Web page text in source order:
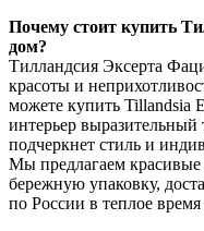
Почему стоит купить
дом?
Тилландсия Эксерта
красоты и
можете купить Tillandsia
интерьер
подчеркнет стиль и
Мы предлагаем красивые
бережную упаковку,
по России в теплое время